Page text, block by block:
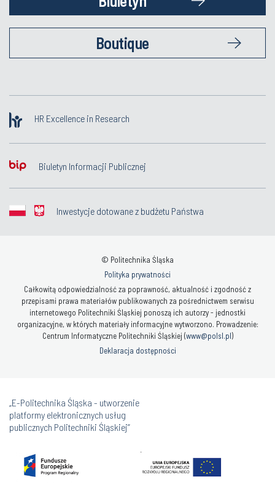
Boutique
HR Excellence in Research
Biuletyn Informacji Publicznej
Inwestycje dotowane z budżetu Państwa
© Politechnika Śląska
Polityka prywatności
Całkowitą odpowiedzialność za poprawność, aktualność i zgodność z
przepisami prawa materiałów publikowanych za pośrednictwem serwisu
internetowego Politechniki Śląskiej ponoszą ich autorzy - jednostki
organizacyjne, w których materiały informacyjne wytworzono. Prowadzenie:
Centrum Informatyczne Politechniki Śląskiej (www@polsl.pl)
Deklaracja dostępności
„E-Politechnika Śląska - utworzenie
platformy elektronicznych usług
publicznych Politechniki Śląskiej”